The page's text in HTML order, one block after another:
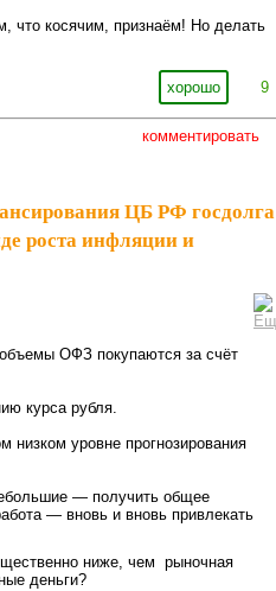
что косячим, признаём! Но делать
хорошо 9
комментировать
ЦБ РФ госдолга
роста инфляции и
ОФЗ покупаются за счёт
курса рубля.
низком уровне прогнозирования
— получить общее
— вновь и вновь привлекать
ниже, чем рыночная
деньги?